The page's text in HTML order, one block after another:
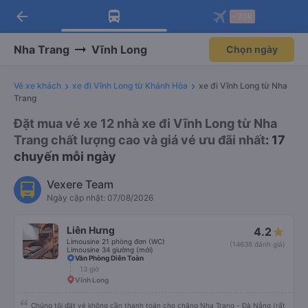
Tải app Vexere ngay!
Nhận ưu đãi thành viên độc
Mở app
Tải app Vexere
-30k/ghế khi đặt vé máy bay qua
Mở app
arrow_back
Nha Trang Vĩnh Long Chọn ngày
Vé xe khách xe đi Vĩnh Long từ Khánh Hòa
xe đi Vĩnh Long từ Nha
Trang
Đặt mua vé xe 12 nhà xe đi Vĩnh Long từ Nha
Trang chất lượng cao và giá vé ưu đãi nhất: 17
chuyến mỗi ngày
Vexere Team
Ngày cập nhật: 07/08/2026
Liên Hưng
Limousine 21 phòng đơn (WC)
Limousine 34 giường (mới)
4.2
(14638 đánh giá)
Văn Phòng Diên Toàn
13 giờ
Vĩnh Long
Chúng tôi đặt vé không cần thanh toán cho chặng Nha Trang - Đà Nẵng (rất